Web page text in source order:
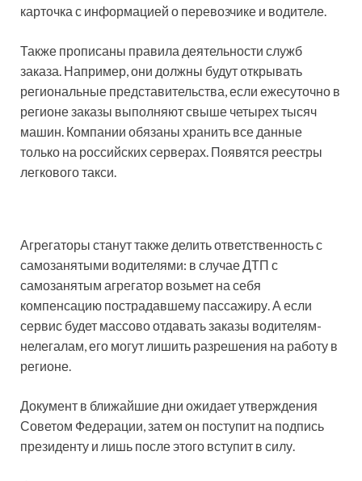
карточка с информацией о перевозчике и водителе.
Также прописаны правила деятельности служб
заказа. Например, они должны будут открывать
региональные представительства, если ежесуточно в
регионе заказы выполняют свыше четырех тысяч
машин. Компании обязаны хранить все данные
только на российских серверах. Появятся реестры
легкового такси.
Агрегаторы станут также делить ответственность с
самозанятыми водителями: в случае ДТП с
самозанятым агрегатор возьмет на себя
компенсацию пострадавшему пассажиру. А если
сервис будет массово отдавать заказы водителям-
нелегалам, его могут лишить разрешения на работу в
регионе.
Документ в ближайшие дни ожидает утверждения
Советом Федерации, затем он поступит на подпись
президенту и лишь после этого вступит в силу.